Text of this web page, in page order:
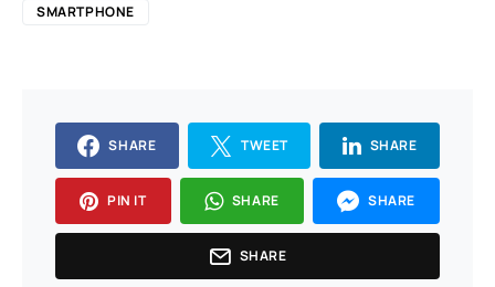
SMARTPHONE
SHARE TWEET SHARE
PIN IT SHARE SHARE
SHARE